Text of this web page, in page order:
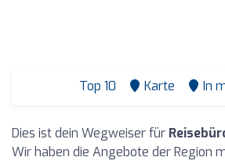
Top 10 Karte In
Dies ist dein Wegweiser für
Wir haben die Angebote der Region